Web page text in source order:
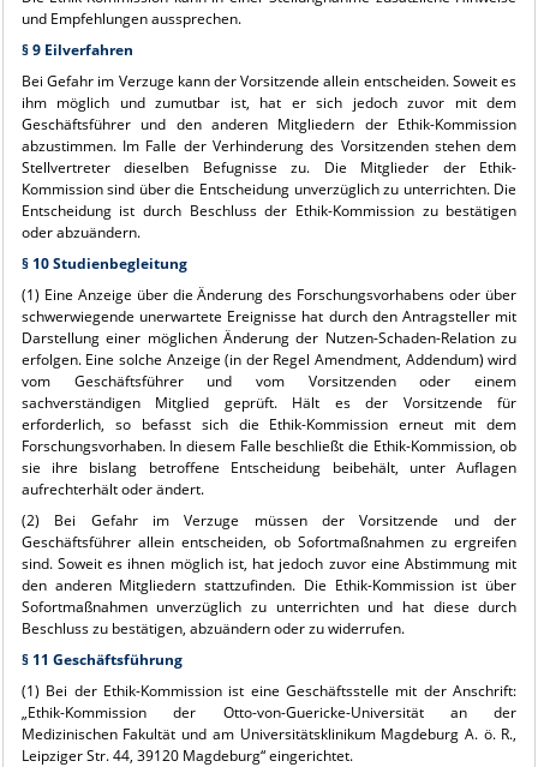
und Empfehlungen aussprechen.
§ 9 Eilverfahren
Bei Gefahr im Verzuge kann der Vorsitzende allein entscheiden. Soweit es
ihm möglich und zumutbar ist, hat er sich jedoch zuvor mit dem
Geschäftsführer und den anderen Mitgliedern der Ethik-Kommission
abzustimmen. Im Falle der Verhinderung des Vorsitzenden stehen dem
Stellvertreter dieselben Befugnisse zu. Die Mitglieder der Ethik-
Kommission sind über die Entscheidung unverzüglich zu unterrichten. Die
Entscheidung ist durch Beschluss der Ethik-Kommission zu bestätigen
oder abzuändern.
§ 10 Studienbegleitung
(1) Eine Anzeige über die Änderung des Forschungsvorhabens oder über
schwerwiegende unerwartete Ereignisse hat durch den Antragsteller mit
Darstellung einer möglichen Änderung der Nutzen-Schaden-Relation zu
erfolgen. Eine solche Anzeige (in der Regel Amendment, Addendum) wird
vom Geschäftsführer und vom Vorsitzenden oder einem
sachverständigen Mitglied geprüft. Hält es der Vorsitzende für
erforderlich, so befasst sich die Ethik-Kommission erneut mit dem
Forschungsvorhaben. In diesem Falle beschließt die Ethik-Kommission, ob
sie ihre bislang betroffene Entscheidung beibehält, unter Auflagen
aufrechterhält oder ändert.
(2) Bei Gefahr im Verzuge müssen der Vorsitzende und der
Geschäftsführer allein entscheiden, ob Sofortmaßnahmen zu ergreifen
sind. Soweit es ihnen möglich ist, hat jedoch zuvor eine Abstimmung mit
den anderen Mitgliedern stattzufinden. Die Ethik-Kommission ist über
Sofortmaßnahmen unverzüglich zu unterrichten und hat diese durch
Beschluss zu bestätigen, abzuändern oder zu widerrufen.
§ 11 Geschäftsführung
(1) Bei der Ethik-Kommission ist eine Geschäftsstelle mit der Anschrift:
„Ethik-Kommission der Otto-von-Guericke-Universität an der
Medizinischen Fakultät und am Universitätsklinikum Magdeburg A. ö. R.,
Leipziger Str. 44, 39120 Magdeburg“ eingerichtet.